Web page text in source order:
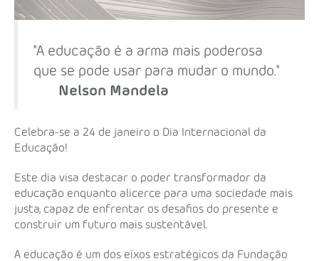
"A educação é a arma mais poderosa
que se pode usar para mudar o mundo."
Nelson Mandela
Celebra-se a 24 de janeiro o Dia Internacional da
Educação!
Este dia visa destacar o poder transformador da
educação enquanto alicerce para uma sociedade mais
justa, capaz de enfrentar os desafios do presente e
construir um futuro mais sustentável.
A educação é um dos eixos estratégicos da Fundação